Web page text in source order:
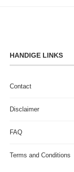
HANDIGE LINKS
Contact
Disclaimer
FAQ
Terms and Conditions